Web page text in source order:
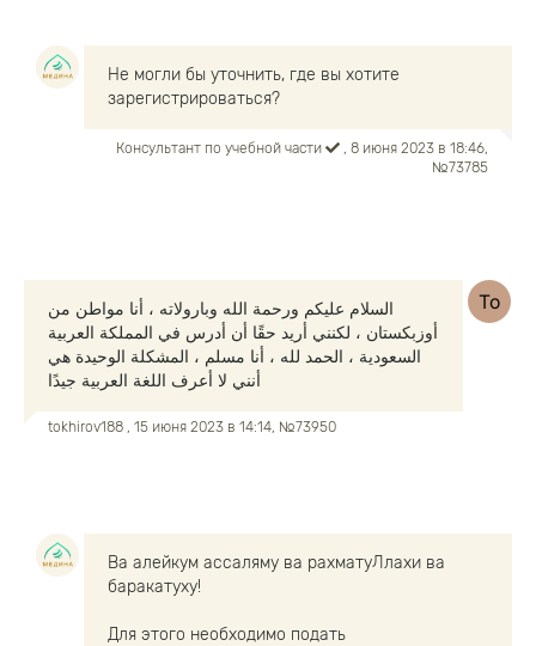
Не могли бы уточнить, где вы хотите
зарегистрироваться?
Консультант по учебной части
, 8 июня 2023 в 18:46,
№73785
السلام عليكم ورحمة الله وبارولاته ، أنا مواطن من
أوزبكستان ، لكنني أريد حقًا أن أدرس في المملكة العربية
السعودية ، الحمد لله ، أنا مسلم ، المشكلة الوحيدة هي
أنني لا أعرف اللغة العربية جيدًا
tokhirov188 , 15 июня 2023 в 14:14, №73950
Ва алейкум ассаляму ва рахматуЛлахи ва
баракатуху!
Для этого необходимо подать